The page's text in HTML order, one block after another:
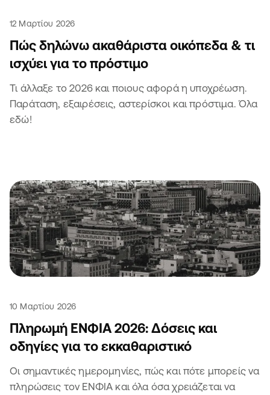
12 Μαρτίου 2026
Πώς δηλώνω ακαθάριστα οικόπεδα & τι
ισχύει για το πρόστιμο
Τι άλλαξε το 2026 και ποιους αφορά η υποχρέωση.
Παράταση, εξαιρέσεις, αστερίσκοι και πρόστιμα. Όλα
εδώ!
10 Μαρτίου 2026
Πληρωμή ΕΝΦΙΑ 2026: Δόσεις και
οδηγίες για το εκκαθαριστικό
Οι σημαντικές ημερομηνίες, πώς και πότε μπορείς να
πληρώσεις τον ΕΝΦΙΑ και όλα όσα χρειάζεται να